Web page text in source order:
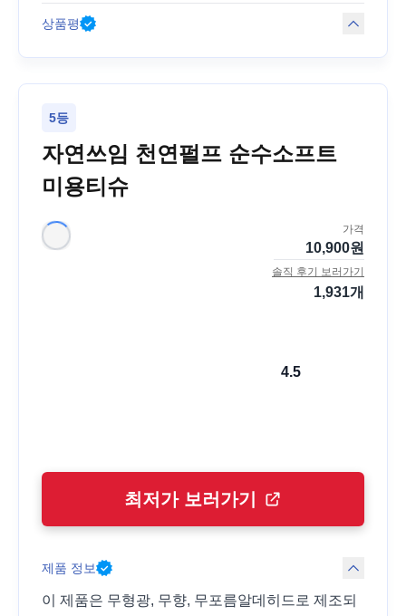
상품평
5등
자연쓰임 천연펄프 순수소프트
미용티슈
가격
10,900원
솔직 후기 보러가기
1,931개
4.5
최저가 보러가기
제품 정보
이 제품은 무형광, 무향, 무포름알데히드로 제조되